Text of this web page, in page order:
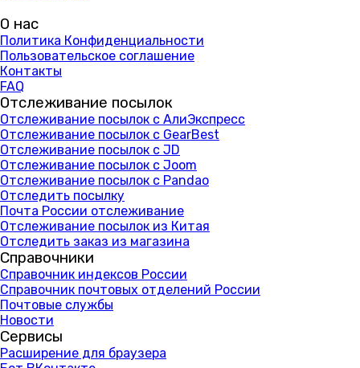
О нас
Политика Конфиденциальности
Пользовательское соглашение
Контакты
FAQ
Отслеживание посылок
Отслеживание посылок с АлиЭкспресс
Отслеживание посылок с GearBest
Отслеживание посылок с JD
Отслеживание посылок с Joom
Отслеживание посылок с Pandao
Отследить посылку
Почта России отслеживание
Отслеживание посылок из Китая
Отследить заказ из магазина
Справочники
Справочник индексов России
Справочник почтовых отделений России
Почтовые службы
Новости
Сервисы
Расширение для браузера